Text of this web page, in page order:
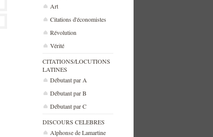
Art
Citations d'économistes
Révolution
Vérité
CITATIONS/LOCUTIONS
LATINES
Débutant par A
Débutant par B
Débutant par C
DISCOURS CELEBRES
Alphonse de Lamartine